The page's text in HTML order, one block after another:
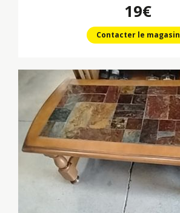
19€
Contacter le magasin